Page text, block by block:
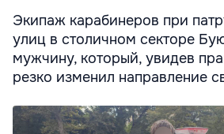
Экипаж карабинеров при
улиц в столичном секторе
мужчину, который, увидев
резко изменил направление